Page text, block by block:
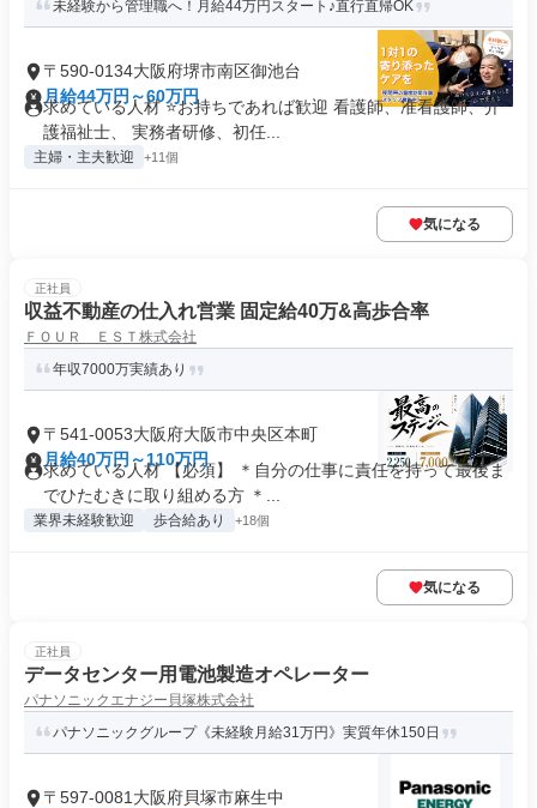
未経験から管理職へ！月給44万円スタート♪直行直帰OK
〒590-0134大阪府堺市南区御池台
月給44万円～60万円
求めている人材 ⭐お持ちであれば歓迎 看護師、准看護師、介
護福祉士、 実務者研修、初任...
主婦・主夫歓迎 +11個
気になる
正社員
収益不動産の仕入れ営業 固定給40万&高歩合率
ＦＯＵＲ ＥＳＴ株式会社
年収7000万実績あり
〒541-0053大阪府大阪市中央区本町
月給40万円～110万円
求めている人材 【必須】 ＊自分の仕事に責任を持って最後ま
でひたむきに取り組める方 ＊...
業界未経験歓迎 歩合給あり +18個
気になる
正社員
データセンター用電池製造オペレーター
パナソニックエナジー貝塚株式会社
パナソニックグループ《未経験月給31万円》実質年休150日
〒597-0081大阪府貝塚市麻生中